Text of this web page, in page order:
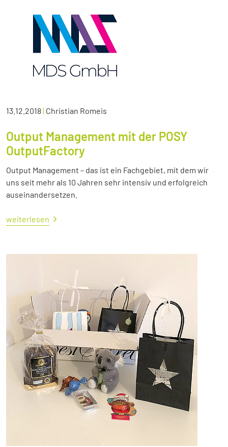
13.12.2018| Christian Romeis
Output Management mit der POSY
OutputFactory
Output Management – das ist ein Fachgebiet, mit dem wir
uns seit mehr als 10 Jahren sehr intensiv und erfolgreich
auseinandersetzen.
weiterlesen